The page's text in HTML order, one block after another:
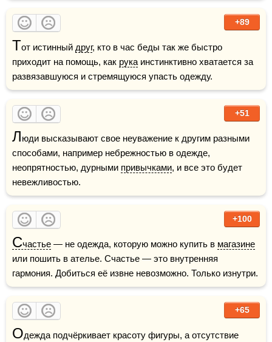
+89
Тот истинный друг, кто в час беды так же быстро
приходит на помощь, как рука инстинктивно хватается за
развязавшуюся и стремящуюся упасть одежду.
+51
Люди высказывают свое неуважение к другим разными
способами, например небрежностью в одежде,
неопрятностью, дурными привычками, и все это будет
невежливостью.
+100
Счастье — не одежда, которую можно купить в магазине
или пошить в ателье. Счастье — это внутренняя
гармония. Добиться её извне невозможно. Только изнутри.
+65
Одежда подчёркивает красоту фигуры, а отсутствие